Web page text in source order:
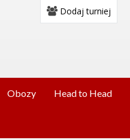
Dodaj turniej
Obozy Head to Head